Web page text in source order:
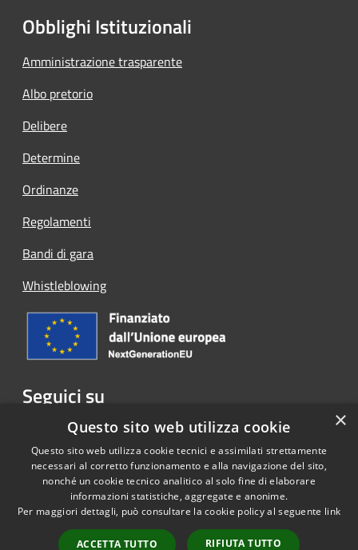
Obblighi Istituzionali
Amministrazione trasparente
Albo pretorio
Delibere
Determine
Ordinanze
Regolamenti
Bandi di gara
Whistleblowing
Seguici su
Facebook
Accessibilità
Copyright © 2026 • Comune di
Cassina Rizzardi • Powered by
Municipium•
Accesso
×
Questo sito web utilizza cookie
Questo sito web utilizza cookie tecnici e assimilati strettamente
necessari al corretto funzionamento e alla navigazione del sito,
nonché un cookie tecnico analitico al solo fine di elaborare
informazioni statistiche, aggregate e anonime.
Per maggiori dettagli, può consultare la cookie policy al seguente link
ACCETTA TUTTO RIFIUTA TUTTO